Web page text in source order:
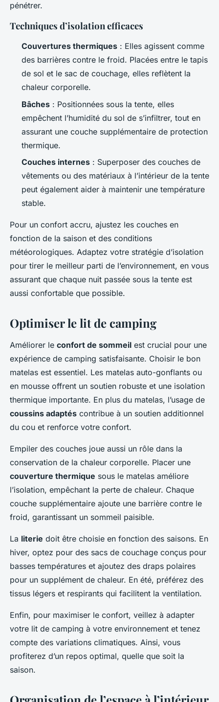
pénétrer.
Techniques d’isolation efficaces
Couvertures thermiques : Elles agissent comme
des barrières contre le froid. Placées entre le tapis
de sol et le sac de couchage, elles reflètent la
chaleur corporelle.
Bâches : Positionnées sous la tente, elles
empêchent l’humidité du sol de s’infiltrer, tout en
assurant une couche supplémentaire de protection
thermique.
Couches internes : Superposer des couches de
vêtements ou des matériaux à l’intérieur de la tente
peut également aider à maintenir une température
stable.
Pour un confort accru, ajustez les couches en
fonction de la saison et des conditions
météorologiques. Adaptez votre stratégie d’isolation
pour tirer le meilleur parti de l’environnement, en vous
assurant que chaque nuit passée sous la tente est
aussi confortable que possible.
Optimiser le lit de camping
Améliorer le confort de sommeil est crucial pour une
expérience de camping satisfaisante. Choisir le bon
matelas est essentiel. Les matelas auto-gonflants ou
en mousse offrent un soutien robuste et une isolation
thermique importante. En plus du matelas, l’usage de
coussins adaptés contribue à un soutien additionnel
du cou et renforce votre confort.
Empiler des couches joue aussi un rôle dans la
conservation de la chaleur corporelle. Placer une
couverture thermique sous le matelas améliore
l’isolation, empêchant la perte de chaleur. Chaque
couche supplémentaire ajoute une barrière contre le
froid, garantissant un sommeil paisible.
La literie doit être choisie en fonction des saisons. En
hiver, optez pour des sacs de couchage conçus pour
basses températures et ajoutez des draps polaires
pour un supplément de chaleur. En été, préférez des
tissus légers et respirants qui facilitent la ventilation.
Enfin, pour maximiser le confort, veillez à adapter
votre lit de camping à votre environnement et tenez
compte des variations climatiques. Ainsi, vous
profiterez d’un repos optimal, quelle que soit la
saison.